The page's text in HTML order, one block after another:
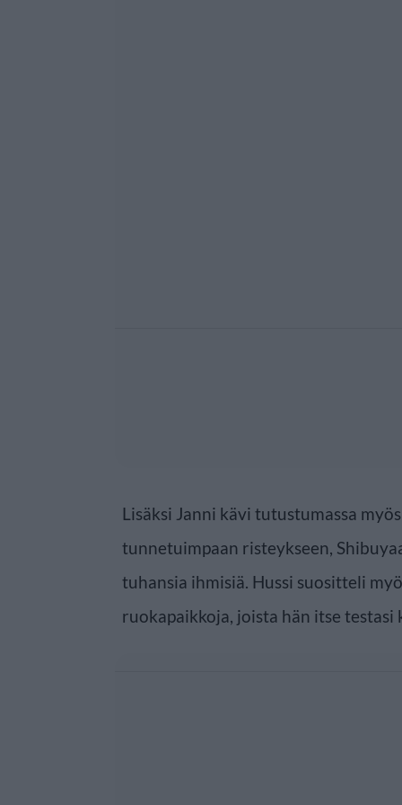
Lisäksi Janni kävi tutustumassa
tunnetuimpaan risteykseen,
tuhansia ihmisiä. Hussi suositteli
ruokapaikkoja, joista hän itse testasi